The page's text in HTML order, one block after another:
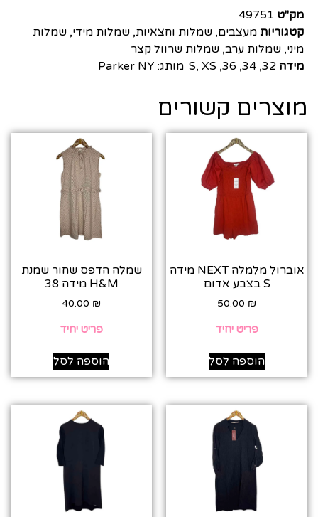
מק"ט 49751
קטגוריות מעצבים, שמלות וחצאיות, שמלות מידי, שמלות
מיני, שמלות ערב, שמלות שרוול קצר
מידה 32
,
34
,
36
,
S, XS מותג: Parker NY
מוצרים קשורים
אוברול מלמלה NEXT מידה
S בצבע אדום
50.00 ₪
פריט יחיד
הוספה לסל
שמלה הדפס שחור שמנת
H&M מידה 38
40.00 ₪
פריט יחיד
הוספה לסל